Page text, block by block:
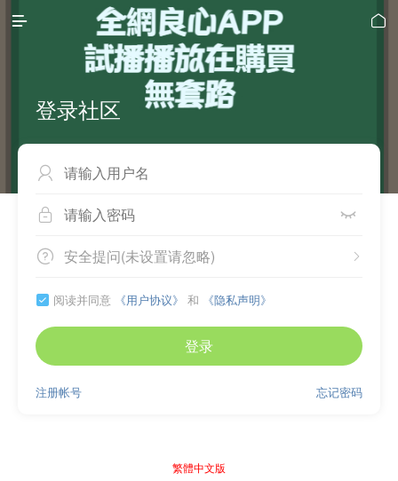
 
登录社区

 
 
安全提问(未设置请忽略)
 阅读并同意 《用户协议》 和 《隐私声明》
登录
忘记密码
注册帐号
繁體中文版